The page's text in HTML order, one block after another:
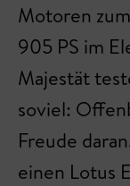
Motoren
905 PS im
Majestät
soviel:
Freude
einen Lotus